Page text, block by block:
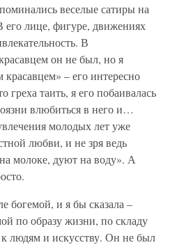
веселые сатиры на
его лице, фигуре, движениях
В
он не был, но я
– его интересно
греха таить, я его побаивалась
влюбиться в него и…
молодых лет уже
любви, и не зря ведь
молоке, дуют на воду». А
богемой, и я бы сказала –
по образу жизни, по складу
людям и искусству. Он не был